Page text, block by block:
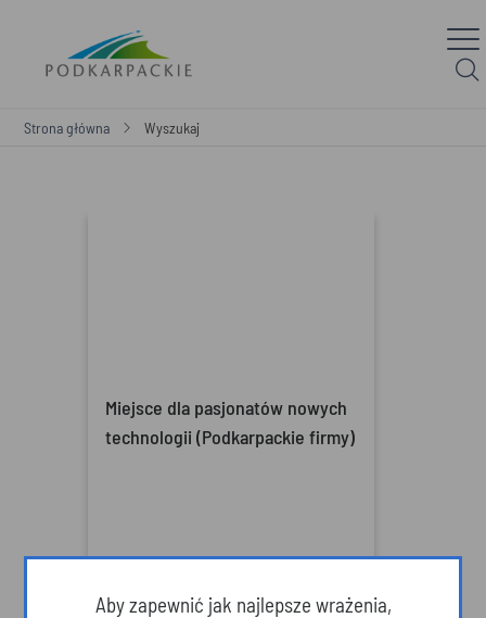
Strona główna Wyszukaj
Miejsce dla pasjonatów nowych
technologii (Podkarpackie firmy)
Aby zapewnić jak najlepsze wrażenia,